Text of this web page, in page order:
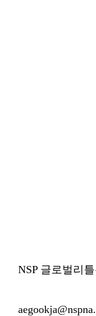
NSP 글로벌리